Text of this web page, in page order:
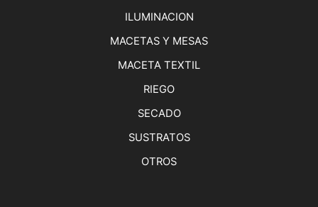
ILUMINACION
MACETAS Y MESAS
MACETA TEXTIL
RIEGO
SECADO
SUSTRATOS
OTROS